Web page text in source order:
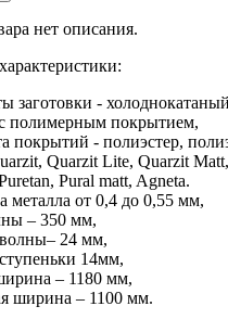
нет описания.
заготовки -
полимерным покрытием,
покрытий - полиэстер,
Quarzit Lite, Quarzit
Pural matt, Agneta.
металла от 0,4 до 0,55 мм,
– 350 мм,
24 мм,
14мм,
– 1180 мм,
ширина – 1100 мм.